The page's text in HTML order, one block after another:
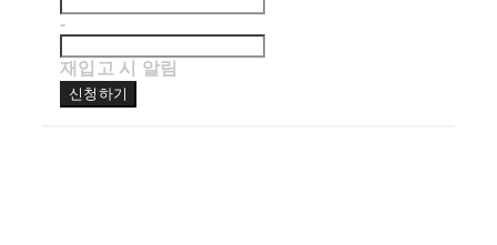
-
재입고 시 알림
신청하기